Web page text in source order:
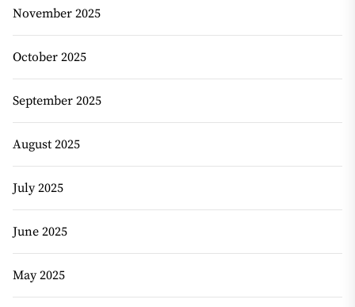
November 2025
October 2025
September 2025
August 2025
July 2025
June 2025
May 2025